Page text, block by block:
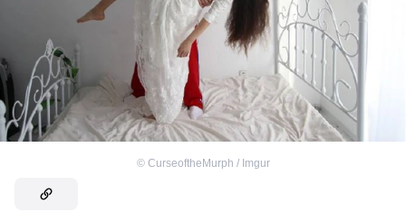
© CurseoftheMurph / Imgur